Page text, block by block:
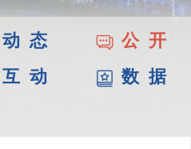
动 态
公 开
互 动
数 据